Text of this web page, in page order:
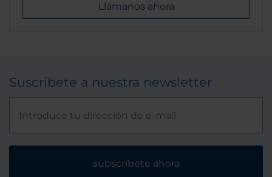
Llámanos ahora
Suscríbete a nuestra newsletter
subscríbete ahora